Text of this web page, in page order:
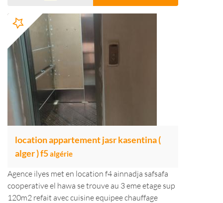
location appartement jasr kasentina (
alger ) f5algérie
Agence ilyes met en location f4 ainnadja safsafa
cooperative el hawa se trouve au 3 eme etage sup
120m2 refait avec cuisine equipee chauffage